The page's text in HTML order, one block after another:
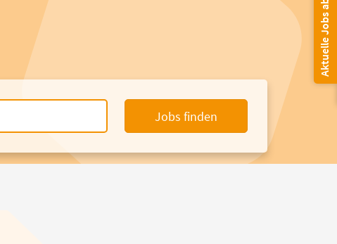
Jobs finden